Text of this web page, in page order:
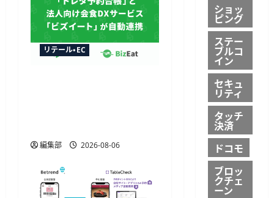
リテール・EC
編集部 2026-08-06
ショッ
ピング
ステー
ブルコ
イン
セキュ
リティ
タッチ
決済
ドコモ
ブロッ
クチェ
ーン